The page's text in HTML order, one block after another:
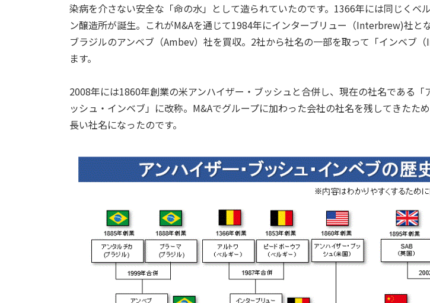
染病を介さない安全な「命の水」として造られていたのです。1366年には同じくベ
ン醸造所が誕生。これがM&Aを通じて1984年にインターブリュー（Interbrew)社と
ブラジルのアンベブ（Ambev）社を買収。2社から社名の一部を取って「インベブ（
ます。
2008年には1860年創業の米アンハイザー・ブッシュと合併し、現在の社名である「
ッシュ・インベブ」に改称。M&Aでグループに加わった会社の社名を残してきたた
長い社名になったのです。